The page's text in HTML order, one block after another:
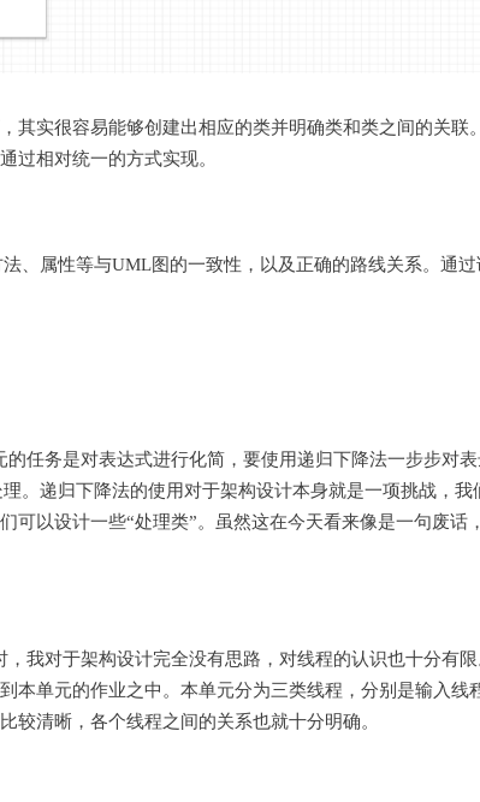
其实很容易能够创建出相应的类并明确类和类之间的关联
过相对统一的方式实现。
、属性等与UML图的一致性，以及正确的路线关系。通过
任务是对表达式进行化简，要使用递归下降法一步步对
。递归下降法的使用对于架构设计本身就是一项挑战，我
可以设计一些“处理类”。虽然这在今天看来像是一句废话
我对于架构设计完全没有思路，对线程的认识也十分有
本单元的作业之中。本单元分为三类线程，分别是输入线
较清晰，各个线程之间的关系也就十分明确。